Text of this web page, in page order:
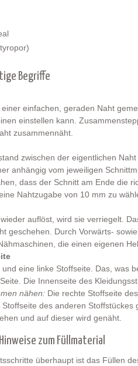
Begriffe
einfachen, geraden Naht
einstellen kann.
zusammennäht.
zwischen der eigentlichen
anhängig vom jeweiligen
dass der Schnitt am Ende die
Nahtzugabe von 10 mm zu
auflöst, wird sie verriegelt.
geschehen. Durch Vorwärts-
die einen eigenen
eine linke Stoffseite. Das, was
Die Innenseite des
nähen: Die rechte Stoffseite
des anderen Stoffstückes
und auf dieser wird genäht.
zum Füllmaterial
überhaupt ist das Füllen